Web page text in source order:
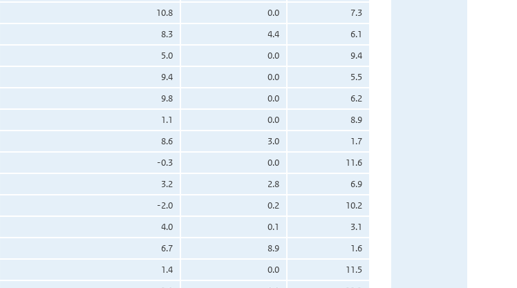
10.8 0.0
7.3
8.3 4.4
6.1
5.0 0.0
9.4
9.4 0.0
5.5
9.8 0.0
6.2
1.1 0.0
8.9
8.6 3.0
1.7
-0.3 0.0
11.6
3.2 2.8
6.9
-2.0 0.2
10.2
4.0 0.1
3.1
6.7 8.9
1.6
1.4 0.0
11.5